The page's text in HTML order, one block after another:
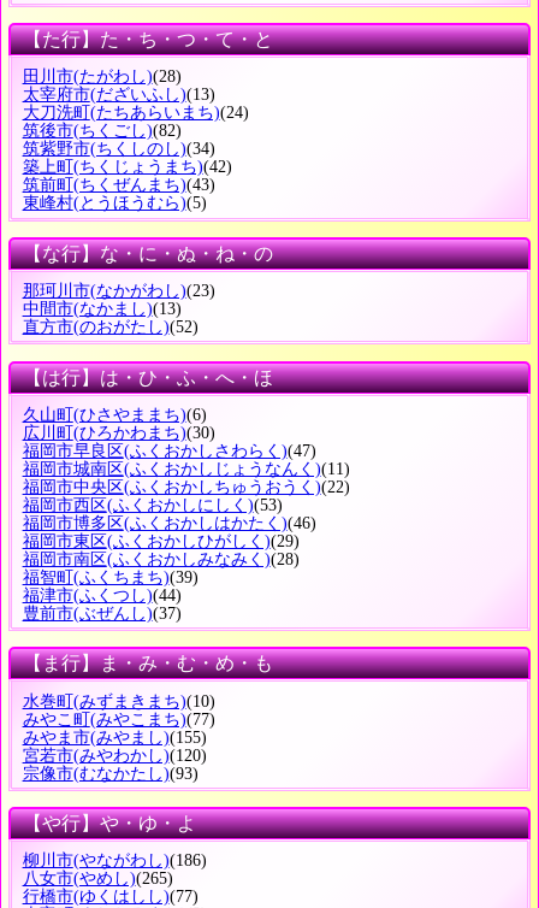
【た行】た・ち・つ・て・と
田川市(たがわし)(28)
太宰府市(だざいふし)(13)
大刀洗町 (たちあらいまち)(24)
筑後市(ちくごし)(82)
筑紫野市(ちくしのし)(34)
築上町 (ちくじょうまち)(42)
筑前町 (ちくぜんまち)(43)
東峰村(とうほうむら)(5)
【な行】な・に・ぬ・ね・の
那珂川市(なかがわし)(23)
中間市(なかまし)(13)
直方市(のおがたし)(52)
【は行】は・ひ・ふ・へ・ほ
久山町 (ひさやままち)(6)
広川町 (ひろかわまち)(30)
福岡市早良区(ふくおかしさわらく)(47)
福岡市城南区(ふくおかしじょうなんく)(11)
福岡市中央区(ふくおかしちゅうおうく)(22)
福岡市西区(ふくおかしにしく)(53)
福岡市博多区(ふくおかしはかたく)(46)
福岡市東区(ふくおかしひがしく)(29)
福岡市南区(ふくおかしみなみく)(28)
福智町 (ふくちまち)(39)
福津市(ふくつし)(44)
豊前市(ぶぜんし)(37)
【ま行】ま・み・む・め・も
水巻町(みずまきまち)(10)
みやこ町(みやこまち)(77)
みやま市(みやまし)(155)
宮若市(みやわかし)(120)
宗像市(むなかたし)(93)
【や行】や・ゆ・よ
柳川市(やながわし)(186)
八女市(やめし)(265)
行橋市(ゆくはしし)(77)